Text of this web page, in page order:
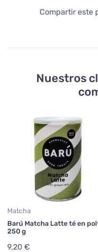
Compartir este
Nuestros
Matcha
Barú Matcha Latte té en
250 g
9,20 €